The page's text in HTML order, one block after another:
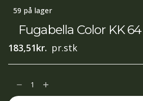
59 på lager
Fugabella Color KK
183,51kr. pr.stk
Fugabella
Color